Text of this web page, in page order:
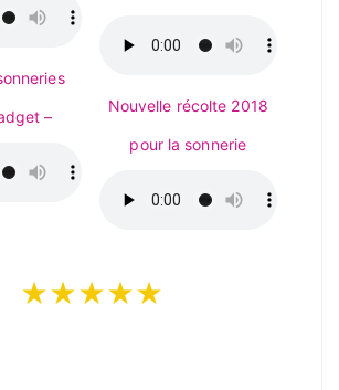
–
Nouvelle récolte 2018
pour la sonnerie
★★★★★